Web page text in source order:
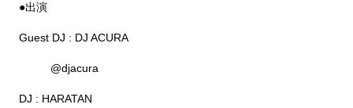
●出演
Guest DJ : DJ ACURA
@djacura
DJ : HARATAN